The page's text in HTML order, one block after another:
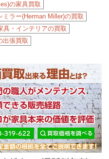
の家具買取
ミラー(Herman Miller)の買取
具・インテリアの買取
出張買取